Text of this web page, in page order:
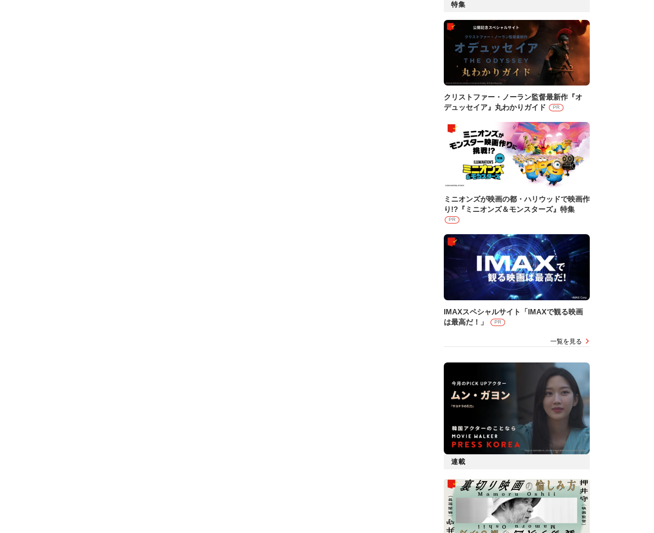
特集
クリストファー・ノーラン監督最新作『オ
デュッセイア』丸わかりガイド
PR
ミニオンズが映画の都・ハリウッドで映画作
り!?『ミニオンズ＆モンスターズ』特集
PR
IMAXスペシャルサイト「IMAXで観る映画
は最高だ！」
PR
一覧を見る
連載